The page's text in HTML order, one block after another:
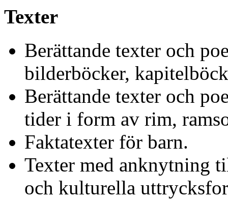
Texter
Berättande texter och
bilderböcker,
Berättande texter och
tider i form av rim,
Faktatexter för barn.
Texter med anknytning
och kulturella